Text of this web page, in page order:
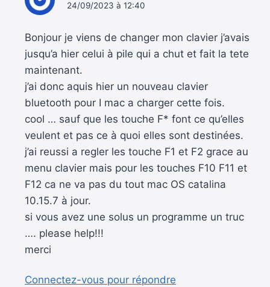
24/09/2023 à 12:40
Bonjour je viens de changer mon clavier j’avais
jusqu’a hier celui à pile qui a chut et fait la tete
maintenant.
j’ai donc aquis hier un nouveau clavier
bluetooth pour I mac a charger cette fois.
cool … sauf que les touche F* font ce qu’elles
veulent et pas ce à quoi elles sont destinées.
j’ai reussi a regler les touche F1 et F2 grace au
menu clavier mais pour les touches F10 F11 et
F12 ca ne va pas du tout mac OS catalina
10.15.7 à jour.
si vous avez une solus un programme un truc
…. please help!!!
merci
Connectez-vous pour répondre